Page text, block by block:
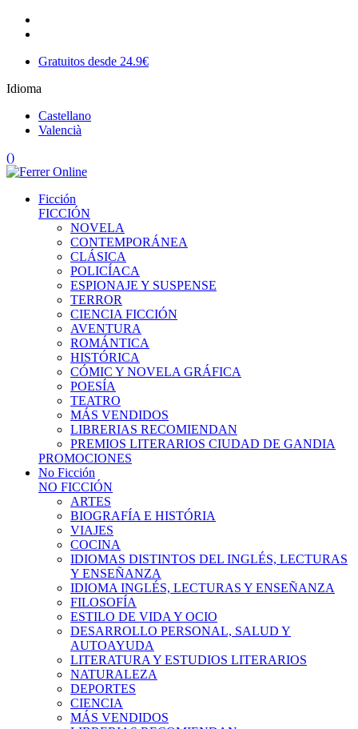
Gratuitos desde 24.9€
Idioma
Castellano
Valencià
()
Ficción
FICCIÓN
NOVELA
CONTEMPORÁNEA
CLÁSICA
POLICÍACA
ESPIONAJE Y SUSPENSE
TERROR
CIENCIA FICCIÓN
AVENTURA
ROMÁNTICA
HISTÓRICA
CÓMIC Y NOVELA GRÁFICA
POESÍA
TEATRO
MÁS VENDIDOS
LIBRERIAS RECOMIENDAN
PREMIOS LITERARIOS CIUDAD DE GANDIA
PROMOCIONES
No Ficción
NO FICCIÓN
ARTES
BIOGRAFÍA E HISTÓRIA
VIAJES
COCINA
IDIOMAS DISTINTOS DEL INGLÉS, LECTURAS
Y ENSEÑANZA
IDIOMA INGLÉS, LECTURAS Y ENSEÑANZA
FILOSOFÍA
ESTILO DE VIDA Y OCIO
DESARROLLO PERSONAL, SALUD Y
AUTOAYUDA
LITERATURA Y ESTUDIOS LITERARIOS
NATURALEZA
DEPORTES
CIENCIA
MÁS VENDIDOS